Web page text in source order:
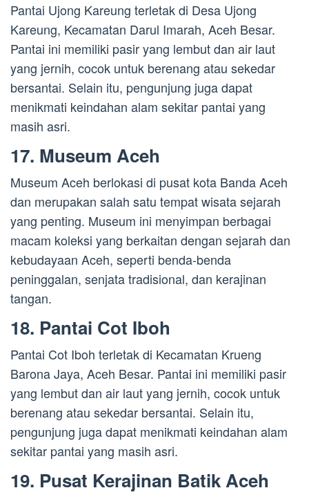
Pantai Ujong Kareung terletak di Desa Ujong
Kareung, Kecamatan Darul Imarah, Aceh Besar.
Pantai ini memiliki pasir yang lembut dan air laut
yang jernih, cocok untuk berenang atau sekedar
bersantai. Selain itu, pengunjung juga dapat
menikmati keindahan alam sekitar pantai yang
masih asri.
17. Museum Aceh
Museum Aceh berlokasi di pusat kota Banda Aceh
dan merupakan salah satu tempat wisata sejarah
yang penting. Museum ini menyimpan berbagai
macam koleksi yang berkaitan dengan sejarah dan
kebudayaan Aceh, seperti benda-benda
peninggalan, senjata tradisional, dan kerajinan
tangan.
18. Pantai Cot Iboh
Pantai Cot Iboh terletak di Kecamatan Krueng
Barona Jaya, Aceh Besar. Pantai ini memiliki pasir
yang lembut dan air laut yang jernih, cocok untuk
berenang atau sekedar bersantai. Selain itu,
pengunjung juga dapat menikmati keindahan alam
sekitar pantai yang masih asri.
19. Pusat Kerajinan Batik Aceh